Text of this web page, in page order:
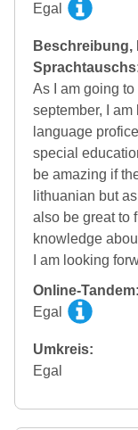
Egal
Beschreibung,
As I am going
september, I
language
special
be amazing if
lithuanian but
also be great to
knowledge
I am looking
Online-Tandem:
Egal
Umkreis:
Egal